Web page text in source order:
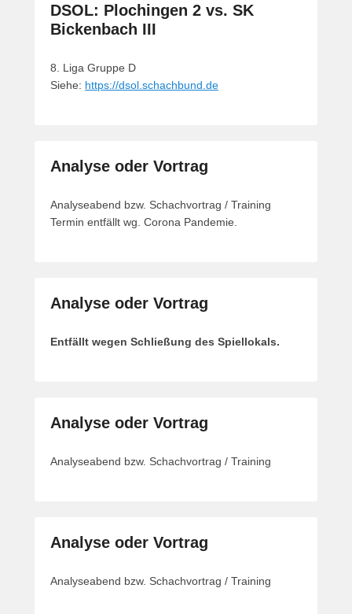
DSOL: Plochingen 2 vs. SK
Bickenbach III
8. Liga Gruppe D
Siehe: https://dsol.schachbund.de
Analyse oder Vortrag
Analyseabend bzw. Schachvortrag / Training
Termin entfällt wg. Corona Pandemie.
Analyse oder Vortrag
Entfällt wegen Schließung des Spiellokals.
Analyse oder Vortrag
Analyseabend bzw. Schachvortrag / Training
Analyse oder Vortrag
Analyseabend bzw. Schachvortrag / Training